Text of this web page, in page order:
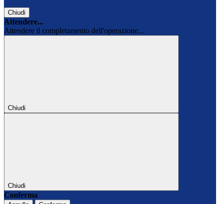
Chiudi
Attendere...
Attendere il completamento dell'operazione...
Chiudi
Chiudi
Conferma